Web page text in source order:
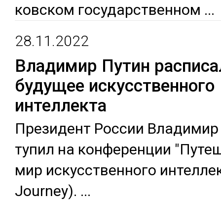
ков­ском го­сударс­твен­ном ...
28.11.2022
Владимир Путин
будущее искусственного
интеллекта
Пре­зидент Рос­сии
ту­пил на кон­фе­рен­ции
мир ис­кусс­твен­но­го
Journey). ...